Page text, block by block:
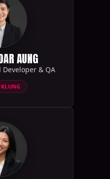
AUNG
& QA